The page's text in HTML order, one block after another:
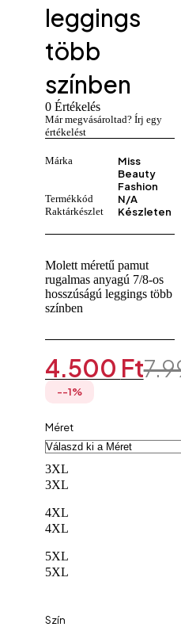
leggings
több
színben
0 Értékelés
Már megvásároltad? Írj egy
értékelést
Márka
Miss
Beauty
Fashion
Termékkód N/A
Raktárkészlet Készleten
Molett méretű pamut
rugalmas anyagú 7/8-os
hosszúságú leggings több
színben
Original
price
was:
4.500 Ft
Current
price
--1%
Méret
3XL
3XL
4XL
4XL
5XL
5XL
Szín